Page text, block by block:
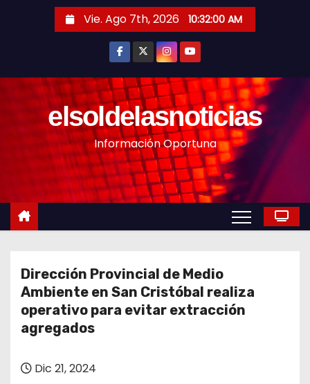
n
Vie. Ago 7th, 2026 10:32:01 AM
elsoldelasnoticias
Información Oportuna
Dirección Provincial de Medio
Ambiente en San Cristóbal realiza
operativo para evitar extracción
agregados
Dic 21, 2024